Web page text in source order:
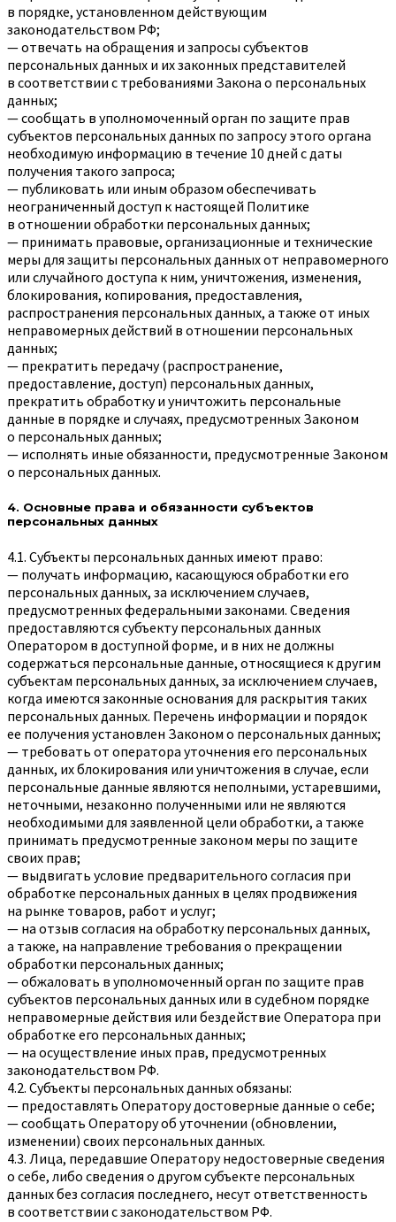
в порядке, установленном действующим
законодательством РФ;
— отвечать на обращения и запросы субъектов
персональных данных и их законных представителей
в соответствии с требованиями Закона о персональных
данных;
— сообщать в уполномоченный орган по защите прав
субъектов персональных данных по запросу этого органа
необходимую информацию в течение 10 дней с даты
получения такого запроса;
— публиковать или иным образом обеспечивать
неограниченный доступ к настоящей Политике
в отношении обработки персональных данных;
— принимать правовые, организационные и технические
меры для защиты персональных данных от неправомерного
или случайного доступа к ним, уничтожения, изменения,
блокирования, копирования, предоставления,
распространения персональных данных, а также от иных
неправомерных действий в отношении персональных
данных;
— прекратить передачу (распространение,
предоставление, доступ) персональных данных,
прекратить обработку и уничтожить персональные
данные в порядке и случаях, предусмотренных Законом
о персональных данных;
— исполнять иные обязанности, предусмотренные Законом
о персональных данных.
4. Основные права и обязанности субъектов
персональных данных
4.1. Субъекты персональных данных имеют право:
— получать информацию, касающуюся обработки его
персональных данных, за исключением случаев,
предусмотренных федеральными законами. Сведения
предоставляются субъекту персональных данных
Оператором в доступной форме, и в них не должны
содержаться персональные данные, относящиеся к другим
субъектам персональных данных, за исключением случаев,
когда имеются законные основания для раскрытия таких
персональных данных. Перечень информации и порядок
ее получения установлен Законом о персональных данных;
— требовать от оператора уточнения его персональных
данных, их блокирования или уничтожения в случае, если
персональные данные являются неполными, устаревшими,
неточными, незаконно полученными или не являются
необходимыми для заявленной цели обработки, а также
принимать предусмотренные законом меры по защите
своих прав;
— выдвигать условие предварительного согласия при
обработке персональных данных в целях продвижения
на рынке товаров, работ и услуг;
— на отзыв согласия на обработку персональных данных,
а также, на направление требования о прекращении
обработки персональных данных;
— обжаловать в уполномоченный орган по защите прав
субъектов персональных данных или в судебном порядке
неправомерные действия или бездействие Оператора при
обработке его персональных данных;
— на осуществление иных прав, предусмотренных
законодательством РФ.
4.2. Субъекты персональных данных обязаны:
— предоставлять Оператору достоверные данные о себе;
— сообщать Оператору об уточнении (обновлении,
изменении) своих персональных данных.
4.3. Лица, передавшие Оператору недостоверные сведения
о себе, либо сведения о другом субъекте персональных
данных без согласия последнего, несут ответственность
в соответствии с законодательством РФ.